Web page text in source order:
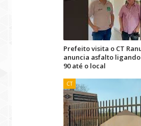
Prefeito visita o CT
anuncia asfalto
90 até o local
CT